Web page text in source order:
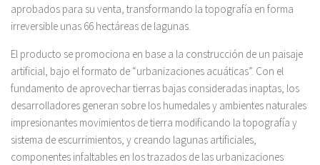
aprobados para su venta, transformando la topografía en forma
irreversible unas 66 hectáreas de lagunas.
El producto se promociona en base a la construcción de un paisaje
artificial, bajo el formato de “urbanizaciones acuáticas”. Con el
fundamento de aprovechar tierras bajas consideradas inaptas, los
desarrolladores generan sobre los humedales y ambientes naturales
impresionantes movimientos de tierra modificando la topografía y
sistema de escurrimientos, y creando lagunas artificiales,
componentes infaltables en los trazados de las urbanizaciones